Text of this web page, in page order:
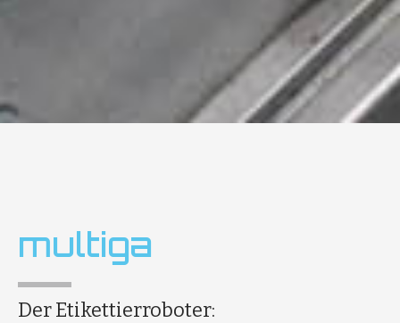
multiga
Der Etikettierroboter: